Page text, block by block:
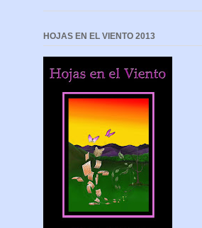
HOJAS EN EL VIENTO 2013